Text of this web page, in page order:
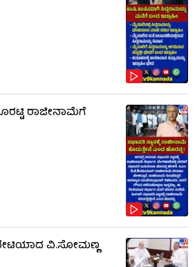
ರಾಜೀನಾಮೆಗೆ
ವಿ.ಸೋಮಣ್ಣ